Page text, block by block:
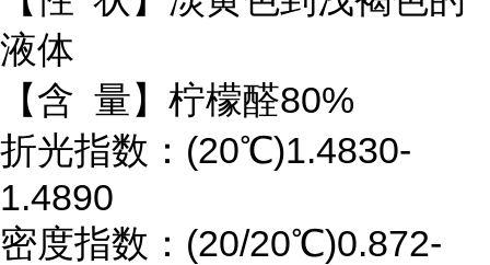
液体
【含 量】柠檬醛80%
折光指数：(20℃)1.4830-
1.4890
密度指数：(20/20℃)0.872-